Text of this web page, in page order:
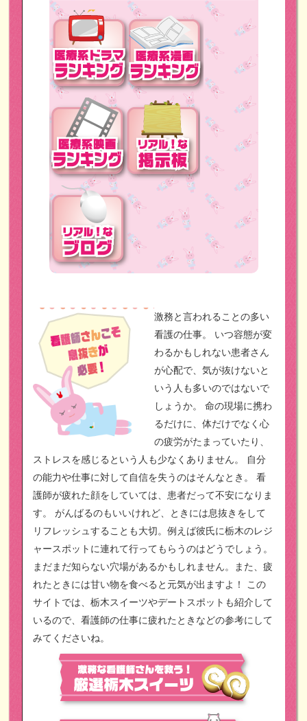
激務と言われることの多い
看護の仕事。
いつ容態が変
わるかもしれない患者さん
が心配で、気が抜けないと
いう人も多いのではないで
しょうか。
命の現場に携わ
るだけに、体だけでなく心
の疲労がたまっていたり、
ストレスを感じるという人も少なくありません。
自分
の能力や仕事に対して自信を失うのはそんなとき。
看
護師が疲れた顔をしていては、患者だって不安になりま
す。
がんばるのもいいけれど、ときには息抜きをして
リフレッシュすることも大切。例えば彼氏に栃木のレジ
ャースポットに連れて行ってもらうのはどうでしょう。
まだまだ知らない穴場があるかもしれません。また、疲
れたときには甘い物を食べると元気が出ますよ！
この
サイトでは、栃木スイーツやデートスポットも紹介して
いるので、看護師の仕事に疲れたときなどの参考にして
みてくださいね。